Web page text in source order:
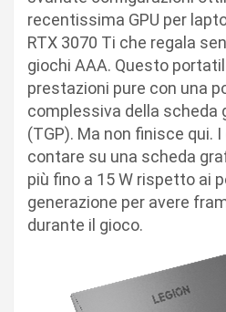
recentissima GPU per
RTX 3070 Ti che regala
giochi AAA. Questo
prestazioni pure con una
complessiva della scheda
(TGP). Ma non finisce qui.
contare su una scheda
più fino a 15 W rispetto ai
generazione per avere
durante il gioco.